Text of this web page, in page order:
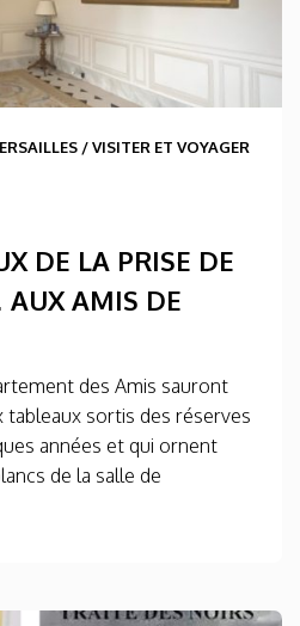
/VISITER ET VOYAGER
DE LA PRISE DE
AMIS DE
des Amis sauront
sortis des réserves
années et qui ornent
de la salle de